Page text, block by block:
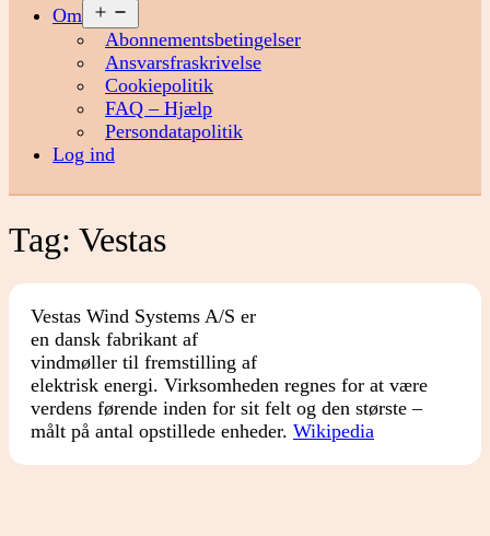
Om
menu
Abonnementsbetingelser
Ansvarsfraskrivelse
Cookiepolitik
FAQ – Hjælp
Persondatapolitik
Log ind
Tag: Vestas
Vestas Wind Systems A/S er
en dansk fabrikant af
vindmøller til fremstilling af
elektrisk energi. Virksomheden regnes for at være
verdens førende inden for sit felt og den største –
målt på antal opstillede enheder. Wikipedia